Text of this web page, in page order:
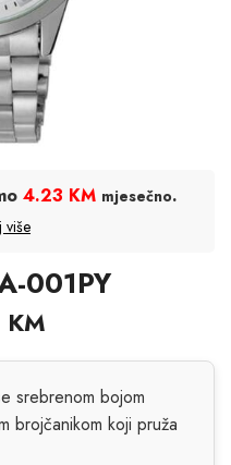
4.23 KM mjesečno.
više
001PY
KM
srebrenom bojom
brojčanikom koji pruža